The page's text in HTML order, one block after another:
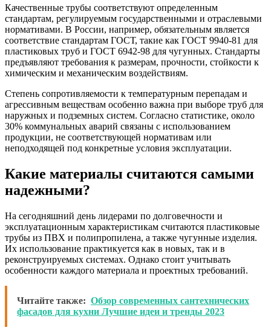
Качественные трубы соответствуют определенным
стандартам, регулируемым государственными и отраслевыми
нормативами. В России, например, обязательным является
соответствие стандартам ГОСТ, такие как ГОСТ 9940-81 для
пластиковых труб и ГОСТ 6942-98 для чугунных. Стандарты
предъявляют требования к размерам, прочности, стойкости к
химическим и механическим воздействиям.
Степень сопротивляемости к температурным перепадам и
агрессивным веществам особенно важна при выборе труб для
наружных и подземных систем. Согласно статистике, около
30% коммунальных аварий связаны с использованием
продукции, не соответствующей нормативам или
неподходящей под конкретные условия эксплуатации.
Какие материалы считаются самыми
надежными?
На сегодняшний день лидерами по долговечности и
эксплуатационным характеристикам считаются пластиковые
трубы из ПВХ и полипропилена, а также чугунные изделия.
Их использование практикуется как в новых, так и в
реконструируемых системах. Однако стоит учитывать
особенности каждого материала и проектных требований.
Читайте также: Обзор современных сантехнических
фасадов для кухни Лучшие идеи и тренды 2023